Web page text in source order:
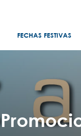
FECHAS FESTIVAS